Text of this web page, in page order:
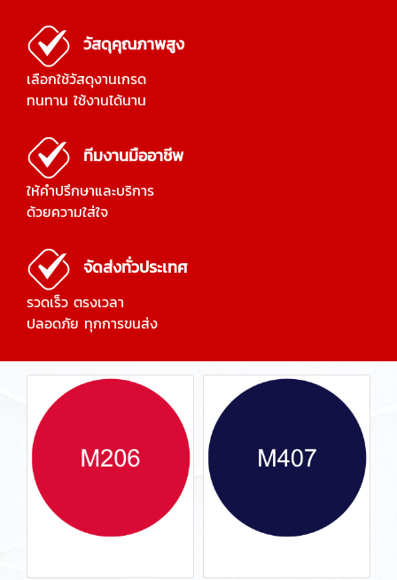
วัสดุคุณภาพสูง
เลือกใช้วัสดุงานเกรด
ทนทาน ใช้งานได้นาน
ทีมงานมืออาชีพ
ให้คำปรึกษาและบริการ
ด้วยความใส่ใจ
จัดส่งทั่วประเทศ
รวดเร็ว ตรงเวลา
ปลอดภัย ทุกการขนส่ง